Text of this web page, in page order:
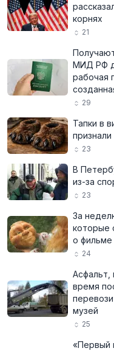
корнях
21
МИД РФ
рабочая
29
Тапки в
23
В
из-за
23
За
которые
о фильме
24
Асфальт,
время
музей
25
«Первый